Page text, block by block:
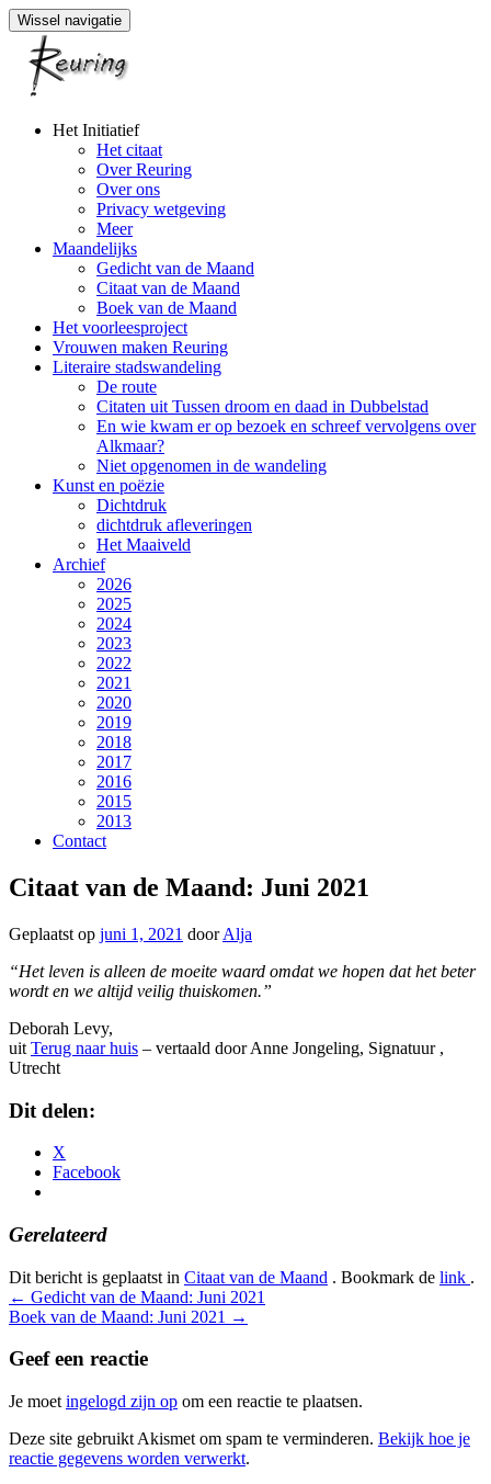
Wissel navigatie
Naar
Het Initiatief
Het citaat
Over Reuring
Over ons
Privacy wetgeving
Meer
Maandelijks
Gedicht van de Maand
Citaat van de Maand
Boek van de Maand
Het voorleesproject
Vrouwen maken Reuring
Literaire stadswandeling
De route
Citaten uit Tussen droom en daad in Dubbelstad
En wie kwam er op bezoek en schreef vervolgens over
Alkmaar?
Niet opgenomen in de wandeling
Kunst en poëzie
Dichtdruk
dichtdruk afleveringen
Het Maaiveld
Archief
2026
2025
2024
2023
2022
2021
2020
2019
2018
2017
2016
2015
2013
Contact
Citaat van de Maand: Juni 2021
Geplaatst op juni 1, 2021 doorAlja
“Het leven is alleen de moeite waard omdat we hopen dat het beter
wordt en we altijd veilig thuiskomen.”
Deborah Levy,
uit Terug naar huis – vertaald door Anne Jongeling, Signatuur ,
Utrecht
Dit delen:
X
Facebook
Gerelateerd
Dit bericht is geplaatst in Citaat van de Maand . Bookmark de link .
Bericht
navigatie
← Gedicht van de Maand: Juni 2021
Boek van de Maand: Juni 2021 →
Geef een reactie
Je moet ingelogd zijn op om een reactie te plaatsen.
Deze site gebruikt Akismet om spam te verminderen. Bekijk hoe je
reactie gegevens worden verwerkt.